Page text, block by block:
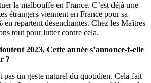
la malbouffe en France. C’est déjà une
étrangers viennent en France pour sa
en repartent désenchantés. Chez les Maîtres
tout pour lutter contre cela.
2023. Cette année s’annonce-t-elle
?
pas un geste naturel du quotidien. Cela fait